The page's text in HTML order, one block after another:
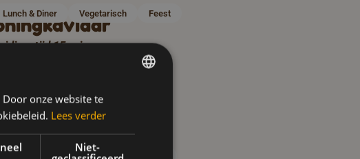
15-min
Ontdek het recept
Lunch & Diner Vegetarisch Feest
onze website te
Lees verder
Niet-